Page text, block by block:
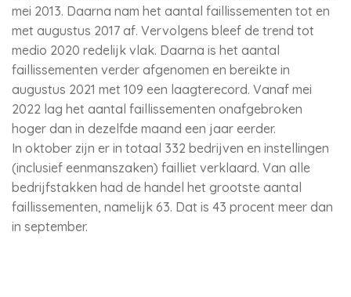
mei 2013. Daarna nam het aantal faillissementen tot en
met augustus 2017 af. Vervolgens bleef de trend tot
medio 2020 redelijk vlak. Daarna is het aantal
faillissementen verder afgenomen en bereikte in
augustus 2021 met 109 een laagterecord. Vanaf mei
2022 lag het aantal faillissementen onafgebroken
hoger dan in dezelfde maand een jaar eerder.
In oktober zijn er in totaal 332 bedrijven en instellingen
(inclusief eenmanszaken) failliet verklaard. Van alle
bedrijfstakken had de handel het grootste aantal
faillissementen, namelijk 63. Dat is 43 procent meer dan
in september.